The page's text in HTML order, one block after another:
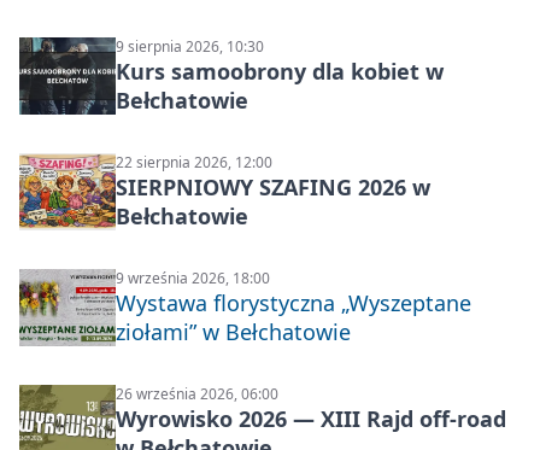
9 sierpnia 2026, 10:30
Kurs samoobrony dla kobiet w
Bełchatowie
22 sierpnia 2026, 12:00
SIERPNIOWY SZAFING 2026 w
Bełchatowie
9 września 2026, 18:00
Wystawa florystyczna „Wyszeptane
ziołami” w Bełchatowie
26 września 2026, 06:00
Wyrowisko 2026 — XIII Rajd off‑road